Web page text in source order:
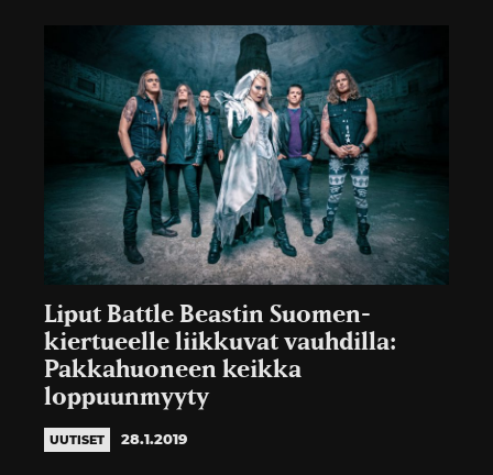
Liput Battle Beastin Suomen-
kiertueelle liikkuvat vauhdilla:
Pakkahuoneen keikka
loppuunmyyty
UUTISET 28.1.2019